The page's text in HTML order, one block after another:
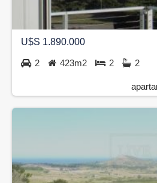
U$S 1.890.000
2 423m2 2 2